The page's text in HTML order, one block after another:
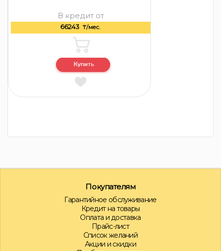
В кредит от
66243 ₸/мес.
Покупателям
Гарантийное обслуживание
Кредит на товары
Оплата и доставка
Прайс-лист
Список желаний
Акции и скидки